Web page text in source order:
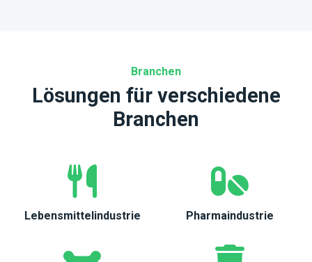
Branchen
Lösungen für verschiedene
Branchen
Lebensmittelindustrie Pharmaindustrie